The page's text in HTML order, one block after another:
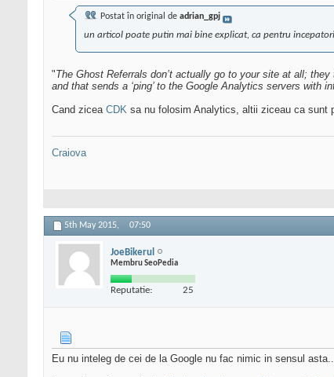
Postat în original de adrian_gpj
un articol poate putin mai bine explicat, ca pentru incepatori
"The Ghost Referrals don’t actually go to your site at all;
and that sends a ‘ping’ to the Google Analytics servers with
Cand zicea CDK sa nu folosim Analytics, altii ziceau ca sunt
Craiova
5th May 2015, 07:50
JoeBikerul
Membru SeoPedia
Reputatie: 25
Eu nu inteleg de cei de la Google nu fac nimic in sensul